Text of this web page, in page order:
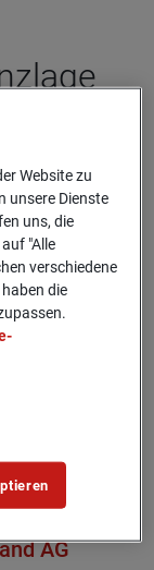
einer
die
die
in diesem
AG
Website zu
unsere Dienste
uns, die
"Alle
verschiedene
die